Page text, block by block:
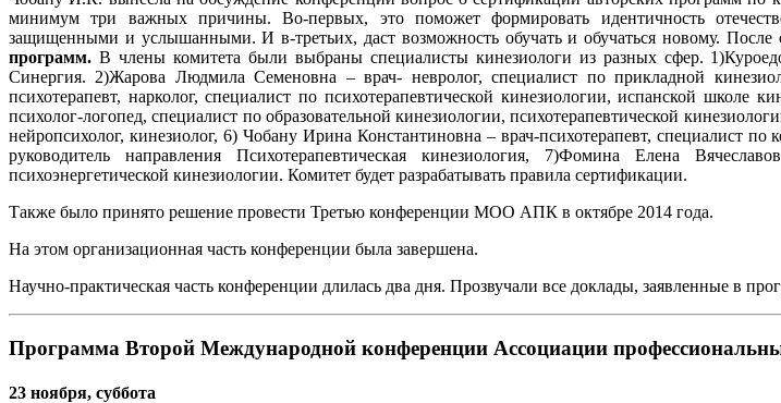
минимум три важных причины. Во-первых, это поможет формировать идентичность
защищенными и услышанными. И в-третьих, даст возможность обучать и обучаться новому.
программ. В члены комитета были выбраны специалисты кинезиологи из разных сфер.
Синергия. 2)Жарова Людмила Семеновна – врач- невролог, специалист по прикладной
психотерапевт, нарколог, специалист по психотерапевтической кинезиологии, испанской
психолог-логопед, специалист по образовательной кинезиологии, психотерапевтической
нейропсихолог, кинезиолог, 6) Чобану Ирина Константиновна – врач-психотерапевт, специалист
руководитель направления Психотерапевтическая кинезиология, 7)Фомина Елена
психоэнергетической кинезиологии. Комитет будет разрабатывать правила сертификации.
Также было принято решение провести Третью конференции МОО АПК в октябре 2014 года.
На этом организационная часть конференции была завершена.
Научно-практическая часть конференции длилась два дня. Прозвучали все доклады, заявленные в
Программа Второй Международной конференции Ассоциации
23 ноября, суббота